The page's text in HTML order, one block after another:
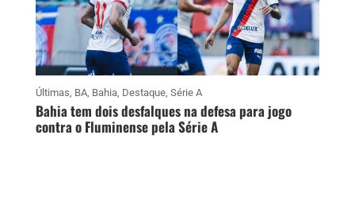
Últimas, BA, Bahia, Destaque, Série A
Bahia tem dois desfalques na defesa para jogo
contra o Fluminense pela Série A